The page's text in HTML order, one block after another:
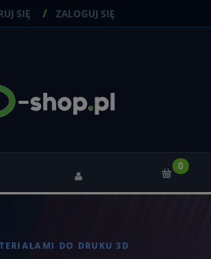
SIĘ ZALOGUJ SIĘ
DO DRUKU 3D